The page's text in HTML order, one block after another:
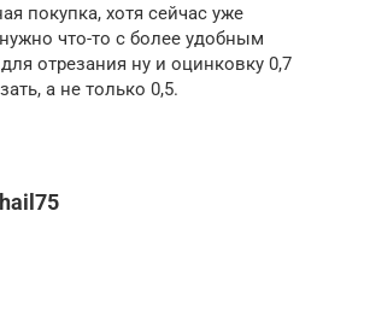
покупка, хотя сейчас уже
что-то с более удобным
отрезания ну и оцинковку 0,7
а не только 0,5.